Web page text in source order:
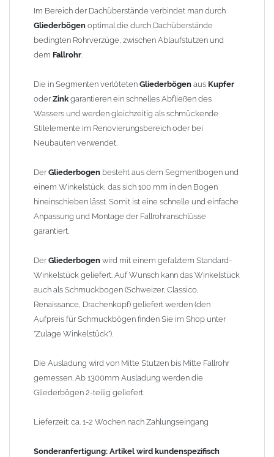
finden Sie im Shop unter "Zulage Winkelstück").
Die Ausladung wird von Mitte Stutzen bis Mitte Fallrohr
gemessen. Ab 1300mm Ausladung werden die Gliederbögen 2-
Lieferzeit: ca. 1-2 Wochen nach Zahlungseingang
Sonderanfertigung: Artikel wird kundenspezifisch angefertigt -
keine Rücknahme möglich!
Im Bereich der Dachüberstände verbindet man durch
Gliederbögen optimal die durch Dachüberstände
bedingten Rohrverzüge, zwischen Ablaufstutzen und
dem Fallrohr.
Die in Segmenten verlöteten Gliederbögen aus Kupfer
oderZink garantieren ein schnelles Abfließen des
Wassers und werden gleichzeitig als schmückende
Stilelemente im Renovierungsbereich oder bei
Neubauten verwendet.
DerGliederbogen besteht aus dem Segmentbogen und
einem Winkelstück, das sich 100 mm in den Bogen
hineinschieben lässt. Somit ist eine schnelle und einfache
Anpassung und Montage der Fallrohranschlüsse
garantiert.
DerGliederbogen wird mit einem gefalztem Standard-
Winkelstück geliefert. Auf Wunsch kann das Winkelstück
auch als Schmuckbogen (Schweizer, Classico,
Renaissance, Drachenkopf) geliefert werden (den
Aufpreis für Schmuckbögen finden Sie im Shop unter
"Zulage Winkelstück").
Die Ausladung wird von Mitte Stutzen bis Mitte Fallrohr
gemessen. Ab 1300mm Ausladung werden die
Gliederbögen 2-teilig geliefert.
Lieferzeit: ca. 1-2 Wochen nach Zahlungseingang
Sonderanfertigung: Artikel wird kundenspezifisch